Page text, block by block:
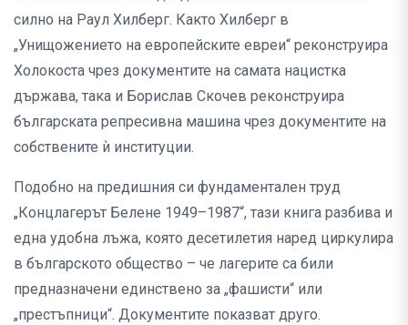
силно на Раул Хилберг. Както Хилберг в
„Унищожението на европейските евреи“ реконструира
Холокоста чрез документите на самата нацистка
държава, така и Борислав Скочев реконструира
българската репресивна машина чрез документите на
собствените ѝ институции.
Подобно на предишния си фундаментален труд
„Концлагерът Белене 1949–1987“, тази книга разбива и
една удобна лъжа, която десетилетия наред циркулира
в българското общество – че лагерите са били
предназначени единствено за „фашисти“ или
„престъпници“. Документите показват друго.